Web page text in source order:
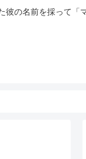
の名前を採って「